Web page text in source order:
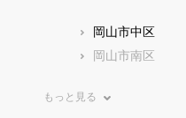
大阪府
山口県
岡山市中区
岡山市南区
津山市
もっと見る